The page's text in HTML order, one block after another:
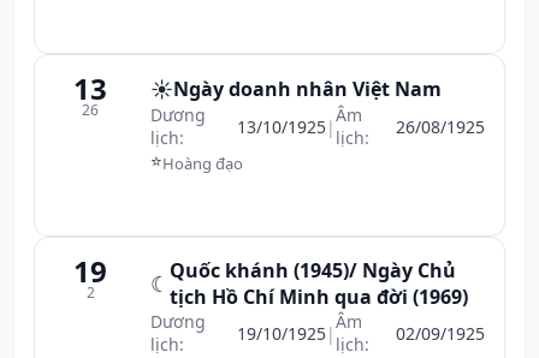
13
26
☀️Ngày doanh nhân Việt Nam
Dương
lịch:
13/10/1925|Âm
lịch:
26/08/1925
⭐Hoàng đạo
19
2 ☾ Quốc khánh (1945)/ Ngày Chủ
tịch Hồ Chí Minh qua đời (1969)
Dương
lịch:
19/10/1925|Âm
lịch:
02/09/1925